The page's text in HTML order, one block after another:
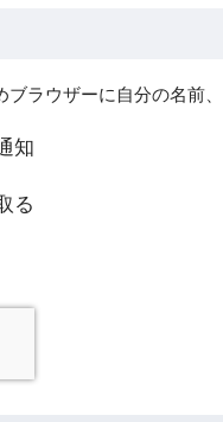
ラウザーに自分の名前
知
る